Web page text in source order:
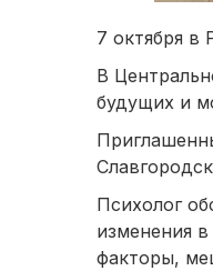
7 октября в
В
будущих и
Психолог
изменения
факторы,